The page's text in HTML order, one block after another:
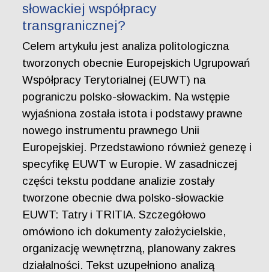
słowackiej współpracy
transgranicznej?
Celem artykułu jest analiza politologiczna
tworzonych obecnie Europejskich Ugrupowań
Współpracy Terytorialnej (EUWT) na
pograniczu polsko-słowackim. Na wstępie
wyjaśniona została istota i podstawy prawne
nowego instrumentu prawnego Unii
Europejskiej. Przedstawiono również genezę i
specyfikę EUWT w Europie. W zasadniczej
części tekstu poddane analizie zostały
tworzone obecnie dwa polsko-słowackie
EUWT: Tatry i TRITIA. Szczegółowo
omówiono ich dokumenty założycielskie,
organizację wewnętrzną, planowany zakres
działalności. Tekst uzupełniono analizą